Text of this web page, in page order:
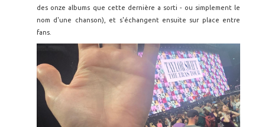
des onze albums que cette dernière a sorti - ou simplement le
nom d'une chanson), et s'échangent ensuite sur place entre
fans.